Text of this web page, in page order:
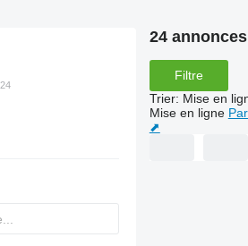
24
Filtre
Trier: Mise en
Mise en ligne
⬈